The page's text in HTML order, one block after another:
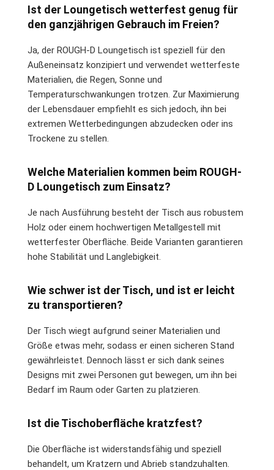
Ist der Loungetisch wetterfest genug für
den ganzjährigen Gebrauch im Freien?
Ja, der ROUGH-D Loungetisch ist speziell für den
Außeneinsatz konzipiert und verwendet wetterfeste
Materialien, die Regen, Sonne und
Temperaturschwankungen trotzen. Zur Maximierung
der Lebensdauer empfiehlt es sich jedoch, ihn bei
extremen Wetterbedingungen abzudecken oder ins
Trockene zu stellen.
Welche Materialien kommen beim ROUGH-
D Loungetisch zum Einsatz?
Je nach Ausführung besteht der Tisch aus robustem
Holz oder einem hochwertigen Metallgestell mit
wetterfester Oberfläche. Beide Varianten garantieren
hohe Stabilität und Langlebigkeit.
Wie schwer ist der Tisch, und ist er leicht
zu transportieren?
Der Tisch wiegt aufgrund seiner Materialien und
Größe etwas mehr, sodass er einen sicheren Stand
gewährleistet. Dennoch lässt er sich dank seines
Designs mit zwei Personen gut bewegen, um ihn bei
Bedarf im Raum oder Garten zu platzieren.
Ist die Tischoberfläche kratzfest?
Die Oberfläche ist widerstandsfähig und speziell
behandelt, um Kratzern und Abrieb standzuhalten.